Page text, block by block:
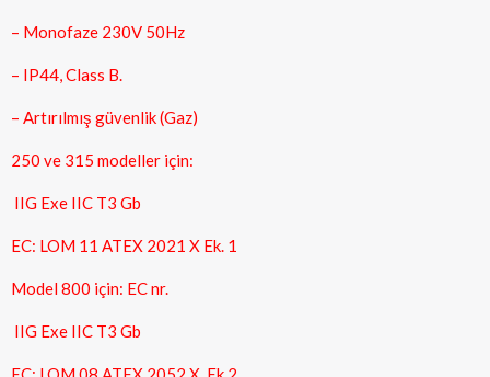
– Monofaze 230V 50Hz
– IP44, Class B.
– Artırılmış güvenlik (Gaz)
250 ve 315 modeller için:
IIG Exe IIC T3 Gb
EC: LOM 11 ATEX 2021 X Ek. 1
Model 800 için: EC nr.
IIG Exe IIC T3 Gb